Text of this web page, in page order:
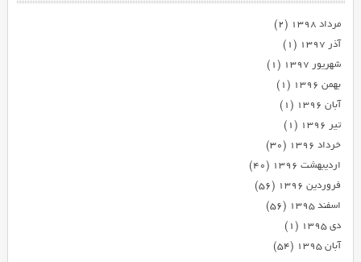
مرداد ۱۳۹۸
(۲)
آذر ۱۳۹۷
(۱)
شهریور ۱۳۹۷
(۱)
بهمن ۱۳۹۶
(۱)
آبان ۱۳۹۶
(۱)
تیر ۱۳۹۶
(۱)
خرداد ۱۳۹۶
(۳۰)
اردیبهشت ۱۳۹۶
(۴۰)
فروردین ۱۳۹۶
(۵۶)
اسفند ۱۳۹۵
(۵۶)
دی ۱۳۹۵
(۱)
آبان ۱۳۹۵
(۵۴)